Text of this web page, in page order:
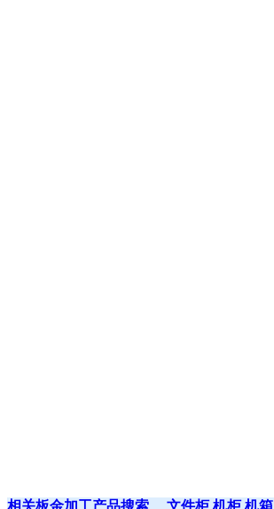
相关板金加工产品搜索 文件柜 机柜 机箱